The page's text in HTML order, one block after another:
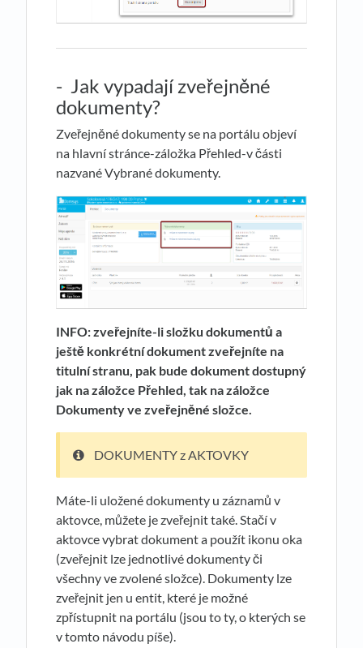
- Jak vypadají zveřejněné
dokumenty?
Zveřejněné dokumenty se na portálu objeví
na hlavní stránce-záložka Přehled-v části
nazvané Vybrané dokumenty.
INFO: zveřejníte-li složku dokumentů a
ještě konkrétní dokument zveřejníte na
titulní stranu, pak bude dokument dostupný
jak na záložce Přehled, tak na záložce
Dokumenty ve zveřejněné složce.
DOKUMENTY z AKTOVKY
Máte-li uložené dokumenty u záznamů v
aktovce, můžete je zveřejnit také. Stačí v
aktovce vybrat dokument a použít ikonu oka
(zveřejnit lze jednotlivé dokumenty či
všechny ve zvolené složce). Dokumenty lze
zveřejnit jen u entit, které je možné
zpřístupnit na portálu (jsou to ty, o kterých se
v tomto návodu píše).